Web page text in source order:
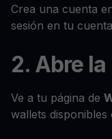
Crea una cuenta
sesión en tu
2. Abre
Ve a tu página de
wallets